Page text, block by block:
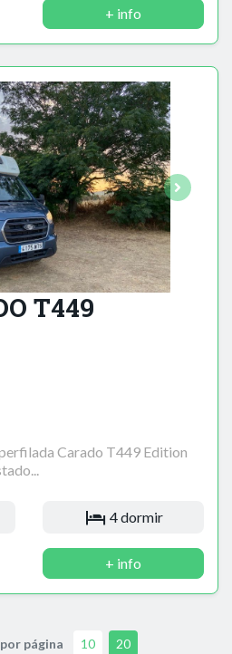
+ info
T449
Carado T449 Edition
4 dormir
+ info
página 10 20